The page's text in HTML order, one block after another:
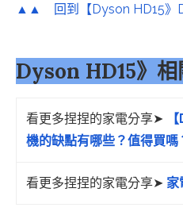
▲▲ 回到【Dyson HD15》
Dyson HD15》
看更多捏捏的家電分享➤
機的缺點有哪些？值得買嗎
看更多捏捏的家電分享➤ 家